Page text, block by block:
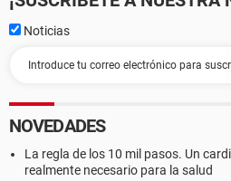
Noticias
NOVEDADES
La regla de los 10 mil pasos. Un
realmente necesario para la salud